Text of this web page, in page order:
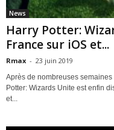
News
Harry Potter:
France sur iOS et...
Rmax - 23 juin 2019
Après de nombreuses
Potter: Wizards Unite est enfin
et...